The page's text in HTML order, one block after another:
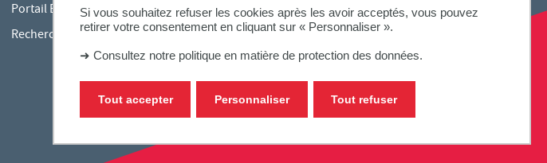
Si vous souhaitez refuser les cookies après les avoir acceptés, vous pouvez
retirer votre consentement en cliquant sur « Personnaliser ».
➜ Consultez notre politique en matière de protection des données.
Tout accepter Tout refuser
Personnaliser
Portail Bu Athéna
Rechercher une formation